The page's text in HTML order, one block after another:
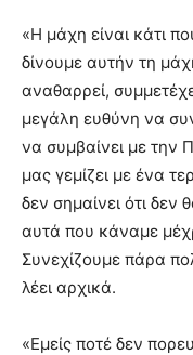
«Η μάχη είναι κάτι
δίνουμε αυτήν τη
αναθαρρεί,
μεγάλη ευθύνη να
να συμβαίνει με την
μας γεμίζει με ένα
δεν σημαίνει ότι
αυτά που κάναμε
Συνεχίζουμε πάρα
λέει αρχικά.
«Εμείς ποτέ δεν